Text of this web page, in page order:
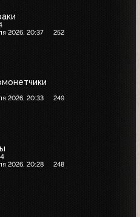
2026, 20:37 252
2026, 20:33 249
2026, 20:28 248